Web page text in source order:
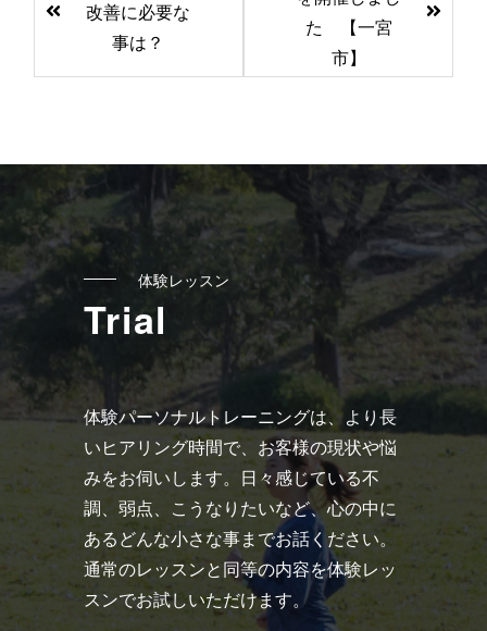
の
の
リ
ン
ク
改善に必要な
事は？
た 【一宮
市】
体験レッスン
Trial
体験パーソナルトレーニングは、より長
いヒアリング時間で、お客様の現状や悩
みをお伺いします。日々感じている不
調、弱点、こうなりたいなど、心の中に
あるどんな小さな事までお話ください。
通常のレッスンと同等の内容を体験レッ
スンでお試しいただけます。